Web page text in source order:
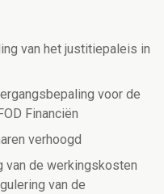
van het justitiepaleis in
voor de
Financiën
verhoogd
van de werkingskosten
van de